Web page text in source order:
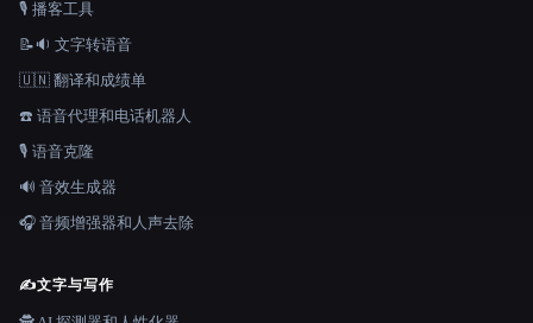
🎙️ 播客工具
📝🔉 文字转语音
🇺🇳 翻译和成绩单
☎️ 语音代理和电话机器人
🎙️ 语音克隆
🔊 音效生成器
🎧 音频增强器和人声去除
✍️文字与写作